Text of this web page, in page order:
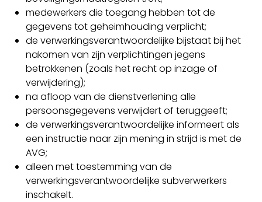
medewerkers die toegang hebben tot de
gegevens tot geheimhouding verplicht;
de verwerkingsverantwoordelijke bijstaat bij het
nakomen van zijn verplichtingen jegens
betrokkenen (zoals het recht op inzage of
verwijdering);
na afloop van de dienstverlening alle
persoonsgegevens verwijdert of teruggeeft;
de verwerkingsverantwoordelijke informeert als
een instructie naar zijn mening in strijd is met de
AVG;
alleen met toestemming van de
verwerkingsverantwoordelijke subverwerkers
inschakelt.